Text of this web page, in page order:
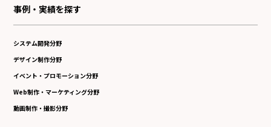
事例・実績を探す
システム開発分野
デザイン制作分野
イベント・プロモーション分野
Web制作・マーケティング分野
動画制作・撮影分野